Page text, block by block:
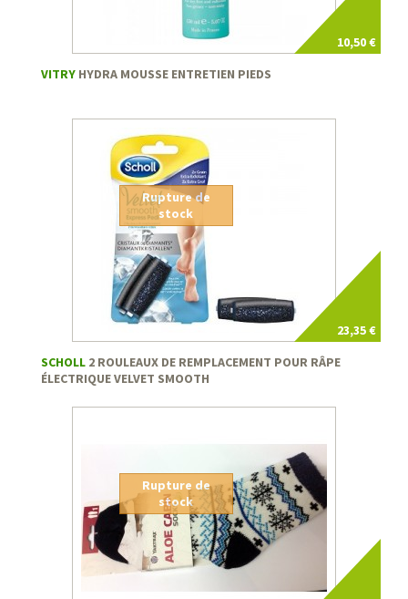
10,50 €
VITRY HYDRA MOUSSE ENTRETIEN PIEDS
23,35 €
Rupture de
stock
SCHOLL 2 ROULEAUX DE REMPLACEMENT POUR RÂPE
ÉLECTRIQUE VELVET SMOOTH
Rupture de
stock